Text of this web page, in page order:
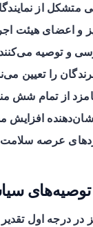
از
و توصیه
افزایش
عرصه
توصیه‌های
در درجه اول